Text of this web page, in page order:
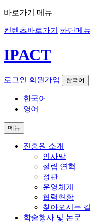
바로가기 메뉴
컨텐츠바로가기 하단메
IPACT
로그인 회원가입 한국어
한국어
영어
메뉴
진흥원 소개
인사말
설립 연혁
정관
운영체계
협력현황
찾아오시는 길
학술행사 및 논문